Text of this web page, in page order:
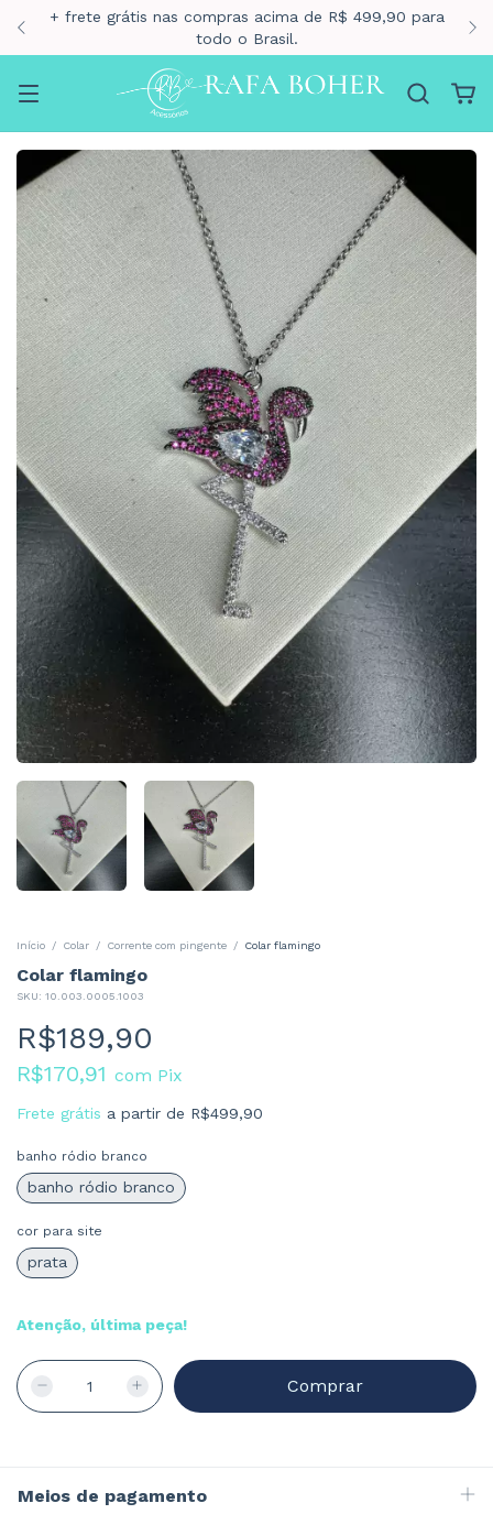
+ frete grátis nas compras acima de R$ 499,90 para
todo o Brasil.
Início / Colar / Corrente com pingente / Colar flamingo
Colar flamingo
SKU: 10.003.0005.1003
R$189,90
R$170,91 com Pix
Frete grátis a partir de R$499,90
banho ródio branco
banho ródio branco
cor para site
prata
Atenção, última peça!
Meios de pagamento